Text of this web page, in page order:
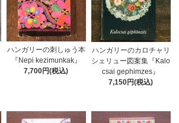
ハンガリーの刺しゅう本
『Nepi kezimunkak』
7,700円(税込)
ハンガリーのカロチャリ
シェリュー図案集『Kalo
csai gephimzes』
7,150円(税込)